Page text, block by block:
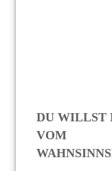
DU WILLST
VOM